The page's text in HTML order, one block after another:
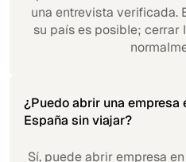
una entrevista verificada.
su país es posible; cerrar
¿Puedo abrir una empresa
España sin viajar?
Sí, puede abrir empresa